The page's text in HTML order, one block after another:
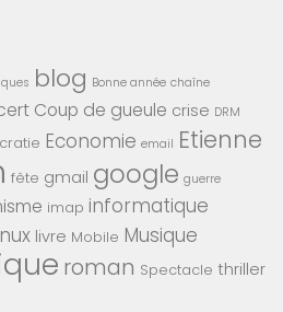
blog Bonne année chaîne
Coup de gueule crise DRM
Economie email Etienne
fête gmail google guerre
imap informatique
livre Mobile Musique
roman Spectacle thriller